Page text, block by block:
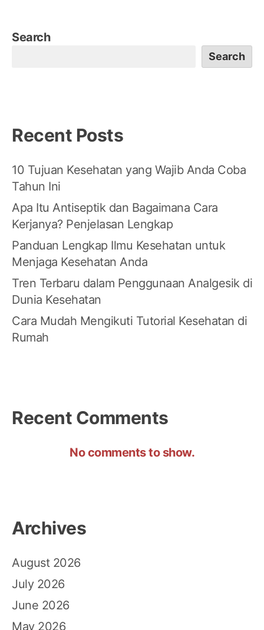
Search
Search
Recent Posts
10 Tujuan Kesehatan yang Wajib Anda Coba
Tahun Ini
Apa Itu Antiseptik dan Bagaimana Cara
Kerjanya? Penjelasan Lengkap
Panduan Lengkap Ilmu Kesehatan untuk
Menjaga Kesehatan Anda
Tren Terbaru dalam Penggunaan Analgesik di
Dunia Kesehatan
Cara Mudah Mengikuti Tutorial Kesehatan di
Rumah
Recent Comments
No comments to show.
Archives
August 2026
July 2026
June 2026
May 2026